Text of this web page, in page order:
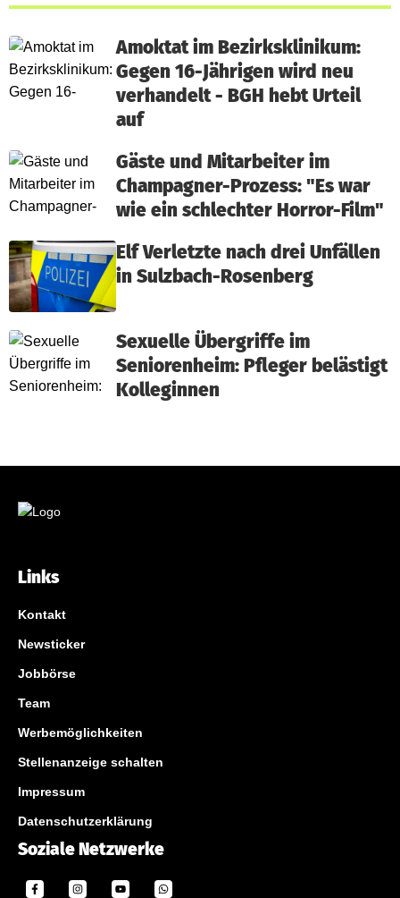
Amoktat im Bezirksklinikum:
Gegen 16-Jährigen wird neu
verhandelt - BGH hebt Urteil
auf
Gäste und Mitarbeiter im
Champagner-Prozess: "Es war
wie ein schlechter Horror-Film"
Elf Verletzte nach drei Unfällen
in Sulzbach-Rosenberg
Sexuelle Übergriffe im
Seniorenheim: Pfleger belästigt
Kolleginnen
Links
Kontakt
Newsticker
Jobbörse
Team
Werbemöglichkeiten
Stellenanzeige schalten
Impressum
Datenschutzerklärung
Soziale Netzwerke